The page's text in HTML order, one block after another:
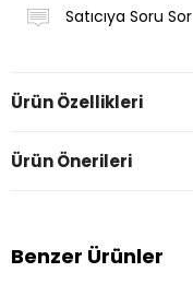
Satıcıya Soru Sor
Ürün Özellikleri
Ürün Önerileri
Benzer Ürünler